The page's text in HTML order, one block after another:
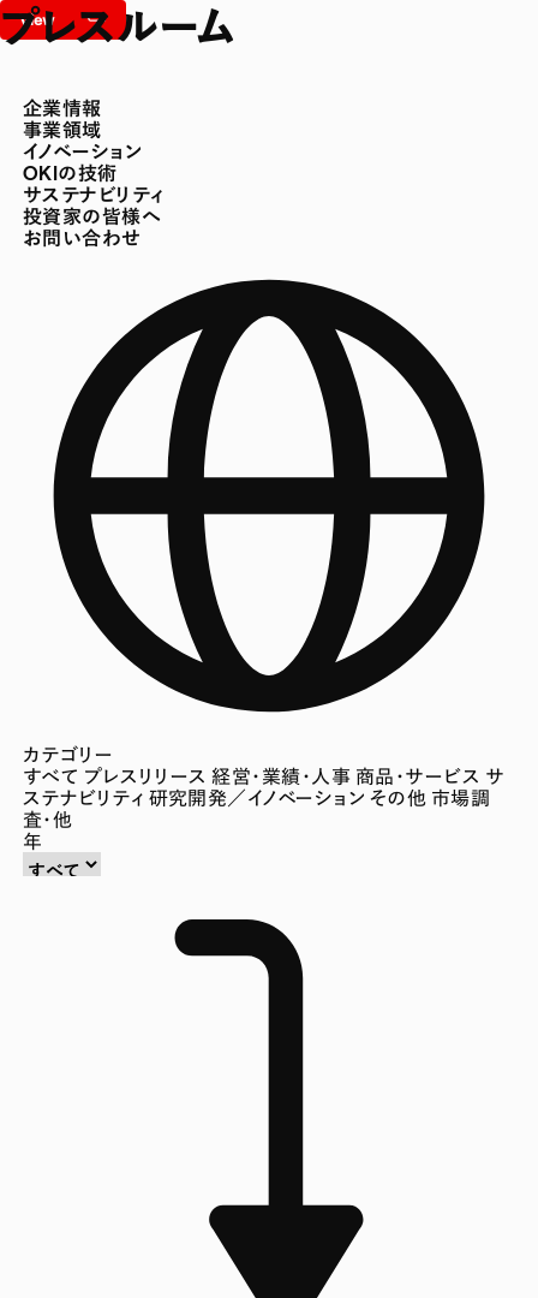
企業情報
事業領域
イノベーション
OKIの技術
サステナビリティ
投資家の皆様へ
お問い合わせ
プレスルーム
カテゴリー
すべて プレスリリース経営・業績・人事 商品・サービス サ
ステナビリティ 研究開発／イノベーション その他 市場調
査・他
年